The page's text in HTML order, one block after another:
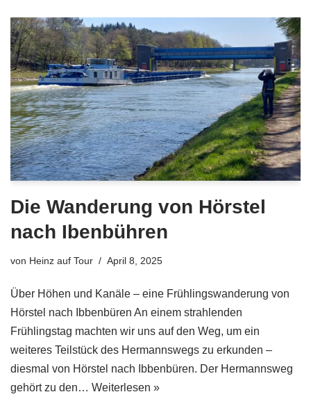
Die Wanderung von Hörstel
nach Ibenbühren
von Heinz auf Tour April 8, 2025
Über Höhen und Kanäle – eine Frühlingswanderung von
Hörstel nach Ibbenbüren An einem strahlenden
Frühlingstag machten wir uns auf den Weg, um ein
weiteres Teilstück des Hermannswegs zu erkunden –
diesmal von Hörstel nach Ibbenbüren. Der Hermannsweg
gehört zu den… Weiterlesen »